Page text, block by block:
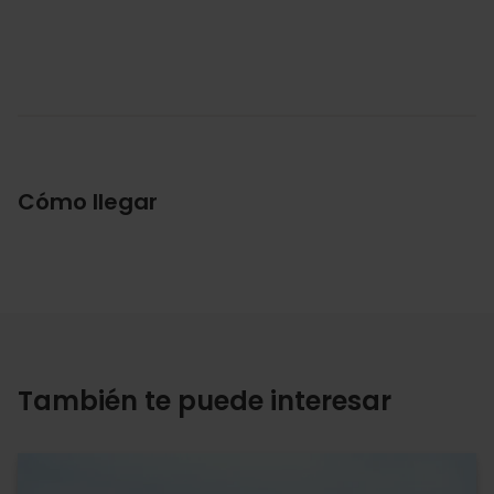
Cómo llegar
También te puede interesar